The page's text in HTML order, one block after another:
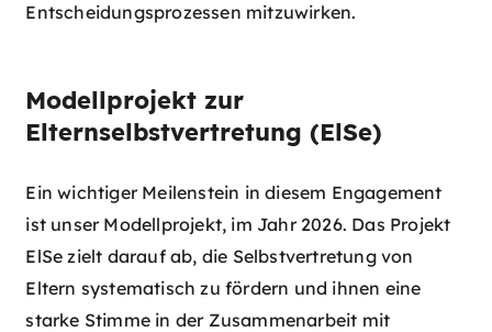
Entscheidungsprozessen mitzuwirken.
Modellprojekt zur
Elternselbstvertretung (ElSe)
Ein wichtiger Meilenstein in diesem Engagement
ist unser Modellprojekt, im Jahr 2026. Das Projekt
ElSe zielt darauf ab, die Selbstvertretung von
Eltern systematisch zu fördern und ihnen eine
starke Stimme in der Zusammenarbeit mit